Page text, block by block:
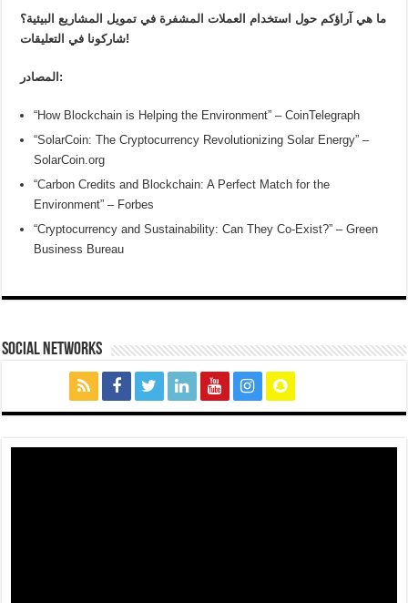
ما هي آراؤكم حول استخدام العملات المشفرة في تمويل المشاريع البيئية؟
شاركونا في التعليقات!
المصادر:
“How Blockchain is Helping the Environment” – CoinTelegraph
“SolarCoin: The Cryptocurrency Revolutionizing Solar Energy” –
SolarCoin.org
“Carbon Credits and Blockchain: A Perfect Match for the
Environment” – Forbes
“Cryptocurrency and Sustainability: Can They Co-Exist?” – Green
Business Bureau
social networks